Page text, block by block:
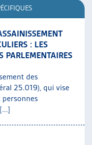
: LES
PARLEMENTAIRES
des
25.019), qui vise